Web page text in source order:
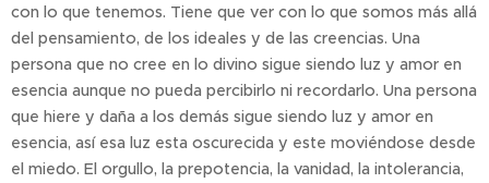
con lo que tenemos. Tiene que ver con lo que somos más allá
del pensamiento, de los ideales y de las creencias. Una
persona que no cree en lo divino sigue siendo luz y amor en
esencia aunque no pueda percibirlo ni recordarlo. Una persona
que hiere y daña a los demás sigue siendo luz y amor en
esencia, así esa luz esta oscurecida y este moviéndose desde
el miedo. El orgullo, la prepotencia, la vanidad, la intolerancia,